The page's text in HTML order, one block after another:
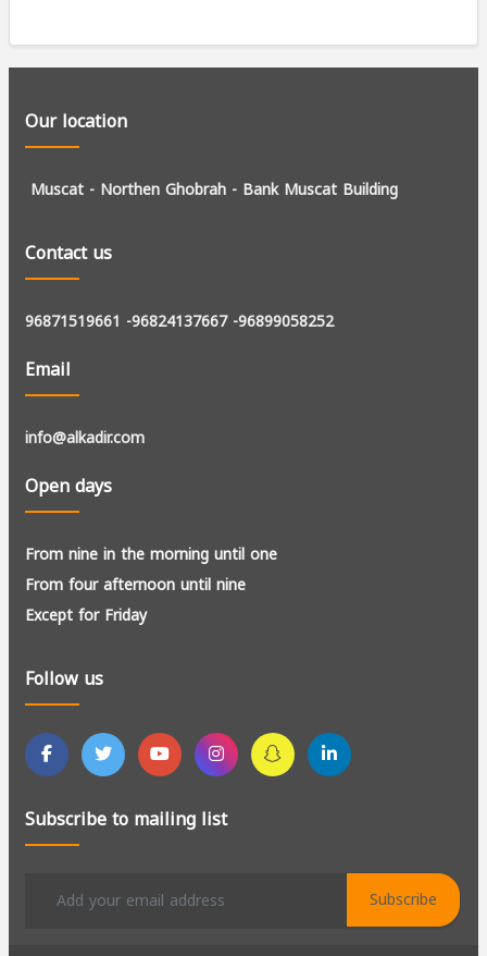
Our location
Muscat - Northen Ghobrah - Bank Muscat Building
Contact us
96871519661 -96824137667 -96899058252
Email
info@alkadir.com
Open days
From nine in the morning until one
From four afternoon until nine
Except for Friday
Follow us
Subscribe to mailing list
Subscribe